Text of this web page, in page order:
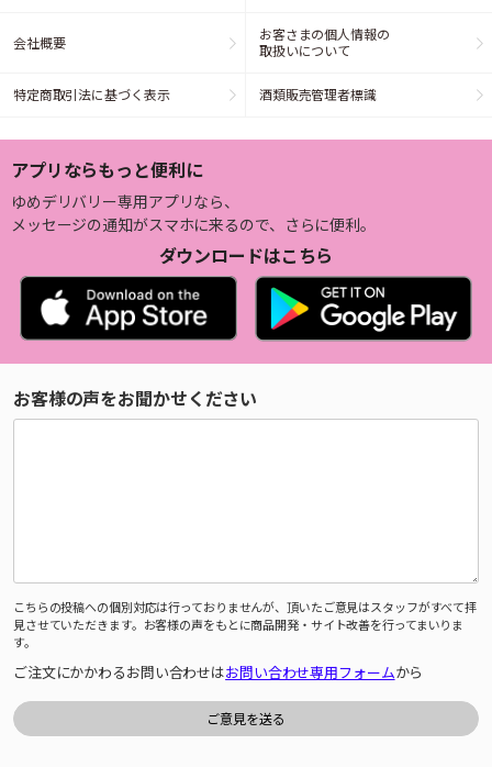
会社概要
お客さまの個人情報の
取扱いについて
特定商取引法に基づく表示 酒類販売管理者標識
アプリならもっと便利に
ゆめデリバリー専用アプリなら、
メッセージの通知がスマホに来るので、さらに便利。
ダウンロードはこちら
お客様の声をお聞かせください
こちらの投稿への個別対応は行っておりませんが、頂いたご意見はスタッフがすべて拝
見させていただきます。お客様の声をもとに商品開発・サイト改善を行ってまいりま
す。
ご注文にかかわるお問い合わせはお問い合わせ専用フォームから